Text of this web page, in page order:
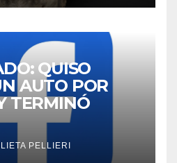
QUISO
AUTO POR
TERMINÓ
PELLIERI